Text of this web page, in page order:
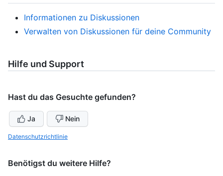
Informationen zu Diskussionen
Verwalten von Diskussionen für deine Community
Hilfe und Support
Hast du das Gesuchte gefunden?
Ja Nein
Datenschutzrichtlinie
Benötigst du weitere Hilfe?